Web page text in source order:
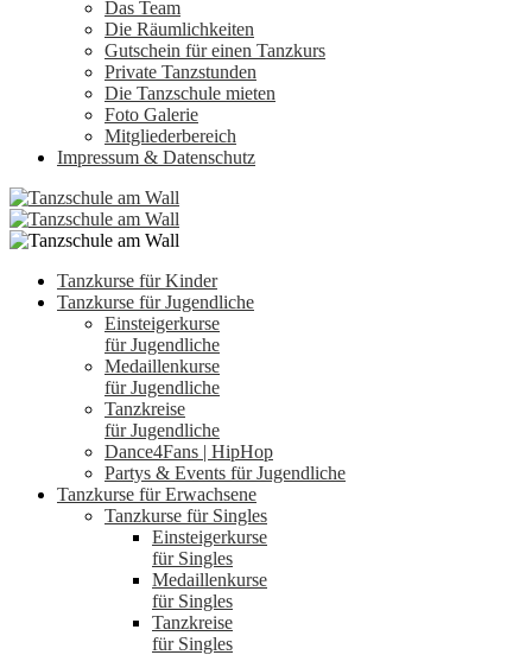
Das Team
Die Räumlichkeiten
Gutschein für einen Tanzkurs
Private Tanzstunden
Die Tanzschule mieten
Foto Galerie
Mitgliederbereich
Impressum & Datenschutz
Tanzkurse für Kinder
Tanzkurse für Jugendliche
Einsteigerkurse
für Jugendliche
Medaillenkurse
für Jugendliche
Tanzkreise
für Jugendliche
Dance4Fans | HipHop
Partys & Events für Jugendliche
Tanzkurse für Erwachsene
Tanzkurse für Singles
Einsteigerkurse
für Singles
Medaillenkurse
für Singles
Tanzkreise
für Singles